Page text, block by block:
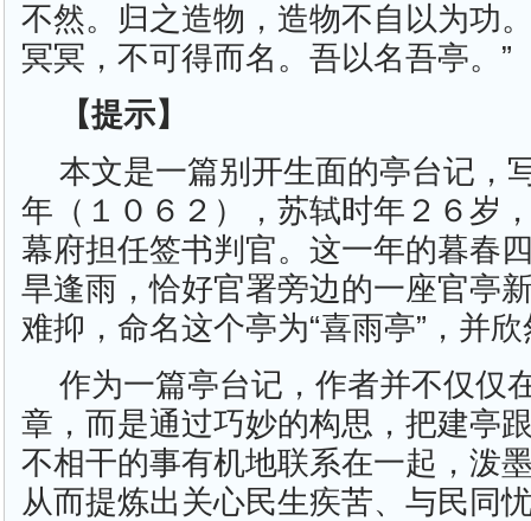
不然。归之造物，造物不自以为功
冥冥，不可得而名。吾以名吾亭。”
【提示】
本文是一篇别开生面的亭台记，
年（１０６２），苏轼时年２６岁
幕府担任签书判官。这一年的暮春
旱逢雨，恰好官署旁边的一座官亭
难抑，命名这个亭为“喜雨亭”，并欣
作为一篇亭台记，作者并不仅仅
章，而是通过巧妙的构思，把建亭
不相干的事有机地联系在一起，泼墨
从而提炼出关心民生疾苦、与民同